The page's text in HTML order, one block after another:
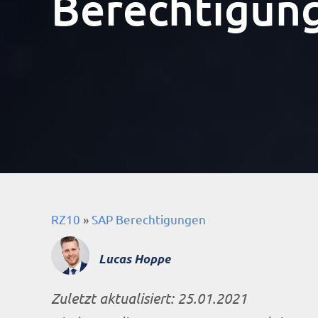
RZ10 » SAP Berechtigungen
Lucas Hoppe
Zuletzt aktualisiert: 25.01.2021